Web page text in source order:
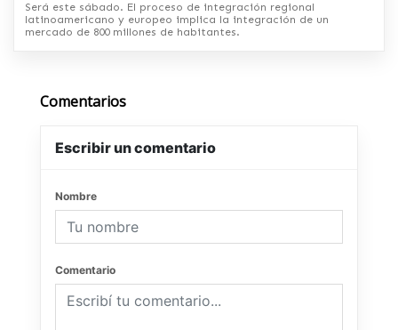
Será este sábado. El proceso de integración regional
latinoamericano y europeo implica la integración de un
mercado de 800 millones de habitantes.
Comentarios
Escribir un comentario
Nombre
Comentario